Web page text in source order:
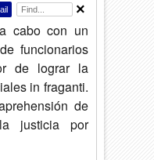
cabo con un
funcionarios
de lograr la
in fraganti.
de
justicia por